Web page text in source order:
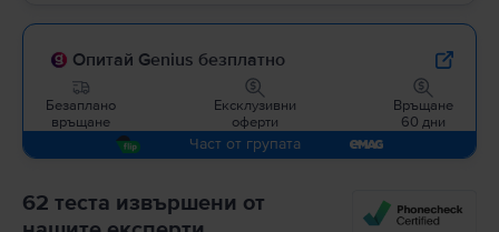
Опитай Genius безплатно
Безаплано
връщане
Ексклузивни
оферти
Връщане
60 дни
Част от групата
62 теста извършени от